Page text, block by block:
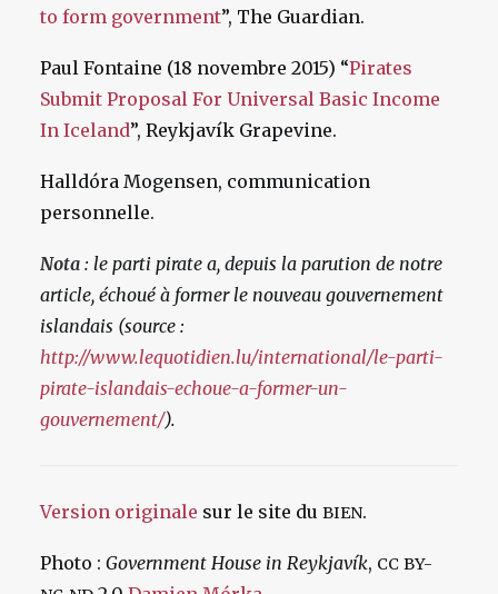
to form government”, The Guardian.
Paul Fontaine (18 novembre 2015) “Pirates
Submit Proposal For Universal Basic Income
In Iceland”, Reykjavík Grapevine.
Halldóra Mogensen, communication
personnelle.
Nota : le parti pirate a, depuis la parution de notre
article, échoué à former le nouveau gouvernement
islandais (source :
http://www.lequotidien.lu/international/le-parti-
pirate-islandais-echoue-a-former-un-
gouvernement/).
Version originale sur le site du BIEN.
Photo : Government House in Reykjavík, CC BY-